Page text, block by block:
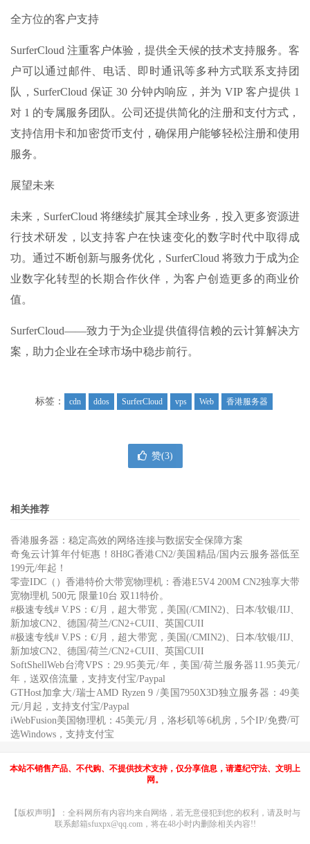
全方位的客户支持
SurferCloud 注重客户体验，提供全天候的技术支持服务。客
户可以通过邮件、电话、即时通讯等多种方式联系支持团
队，SurferCloud 保证 30 分钟内响应，并为 VIP 客户提供 1
对 1 的专属服务团队。公司还提供简化的注册和支付方式，
支持信用卡和加密货币支付，确保用户能够轻松注册和使用
服务。
展望未来
未来，SurferCloud 将继续扩展其全球业务，投入更多资源进
行技术研发，以支持客户在快速变化的数字时代中取得成
功。通过不断创新与服务优化，SurferCloud 将致力于成为企
业数字化转型的长期合作伙伴，为客户创造更多的商业价
值。
SurferCloud——致力于为企业提供值得信赖的云计算解决方
案，助力企业在全球市场中稳步前行。
标签： cdn ddos SurferCloud vps Web 香港服务器
赞(3)
相关推荐
香港服务器：稳定高效的网络连接与数据安全保障方案
奇兔云计算年付钜惠！8H8G香港CN2/美国精品/国内云服务器低至
199元/年起！
零壹IDC（）香港特价大带宽物理机：香港E5V4 200M CN2独享大带
宽物理机 500元 限量10台 双11特价。
#极速专线# V.PS：€/月，超大带宽，美国(/CMIN2)、日本/软银/IIJ、
新加坡CN2、德国/荷兰/CN2+CUII、英国CUII
#极速专线# V.PS：€/月，超大带宽，美国(/CMIN2)、日本/软银/IIJ、
新加坡CN2、德国/荷兰/CN2+CUII、英国CUII
SoftShellWeb台湾VPS：29.95美元/年，美国/荷兰服务器11.95美元/
年，送双倍流量，支持支付宝/Paypal
GTHost加拿大/瑞士AMD Ryzen 9 /美国7950X3D独立服务器：49美
元/月起，支持支付宝/Paypal
iWebFusion美国物理机：45美元/月，洛杉矶等6机房，5个IP/免费/可
选Windows，支持支付宝
本站不销售产品、不代购、不提供技术支持，仅分享信息，请遵纪守法、文明上
网。
【版权声明】：全科网所有内容均来自网络，若无意侵犯到您的权利，请及时与
联系邮箱sfuxpx@qq.com，将在48小时内删除相关内容!!